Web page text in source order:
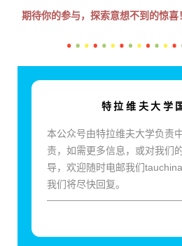
期待你的参与，探索意想不到的惊喜
特拉维夫大学
本公众号由特拉维夫大学负责
责，如需更多信息，或对我们
导，欢迎随时电邮我们
我们将尽快回复。